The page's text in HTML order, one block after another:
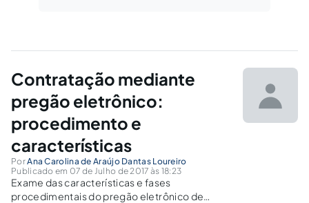
Contratação mediante
pregão eletrônico:
procedimento e
características
PorAna Carolina de Araújo Dantas Loureiro
Publicado em 07 de Julho de 2017 às 18:23
Exame das características e fases
procedimentais do pregão eletrônico de